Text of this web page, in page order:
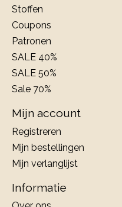
Stoffen
Coupons
Patronen
SALE 40%
SALE 50%
Sale 70%
Mijn account
Registreren
Mijn bestellingen
Mijn verlanglijst
Informatie